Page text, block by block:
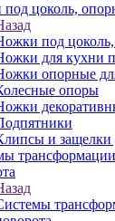
цоколь,
под
для кухни
опорные
опоры
и защелки